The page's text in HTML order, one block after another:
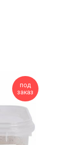
под
заказ